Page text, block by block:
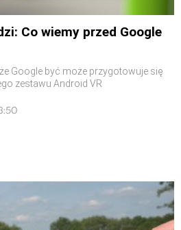
Co wiemy przed Google
Google być może przygotowuje się
zestawu Android VR